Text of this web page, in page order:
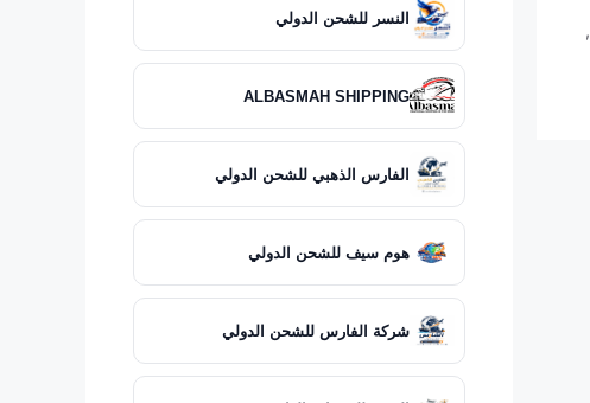
,
النسر للشحن الدولي
ALBASMAH SHIPPING
الفارس الذهبي للشحن الدولي
هوم سيف للشحن الدولي
شركة الفارس للشحن الدولي